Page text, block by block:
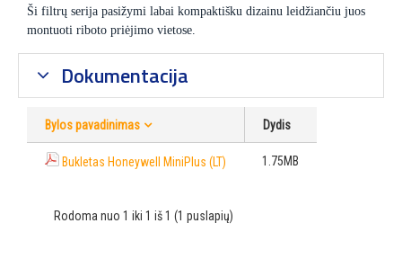
Ši filtrų serija pasižymi labai kompaktišku dizainu leidžiančiu juos
montuoti riboto priėjimo vietose.
Dokumentacija
Bylos pavadinimas Dydis
Bukletas Honeywell MiniPlus (LT) 1.75MB
Rodoma nuo 1 iki 1 iš 1 (1 puslapių)